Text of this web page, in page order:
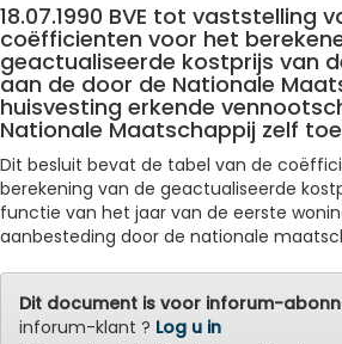
18.07.1990 BVE tot vaststelling
coëfficienten voor het
geactualiseerde kostprijs van
aan de door de Nationale
huisvesting erkende
Nationale Maatschappij zelf
Dit besluit bevat de tabel van de
berekening van de geactualiseerde
functie van het jaar van de eerste
aanbesteding door de nationale
Dit document is voor inforum-
inforum-klant ? Log u in